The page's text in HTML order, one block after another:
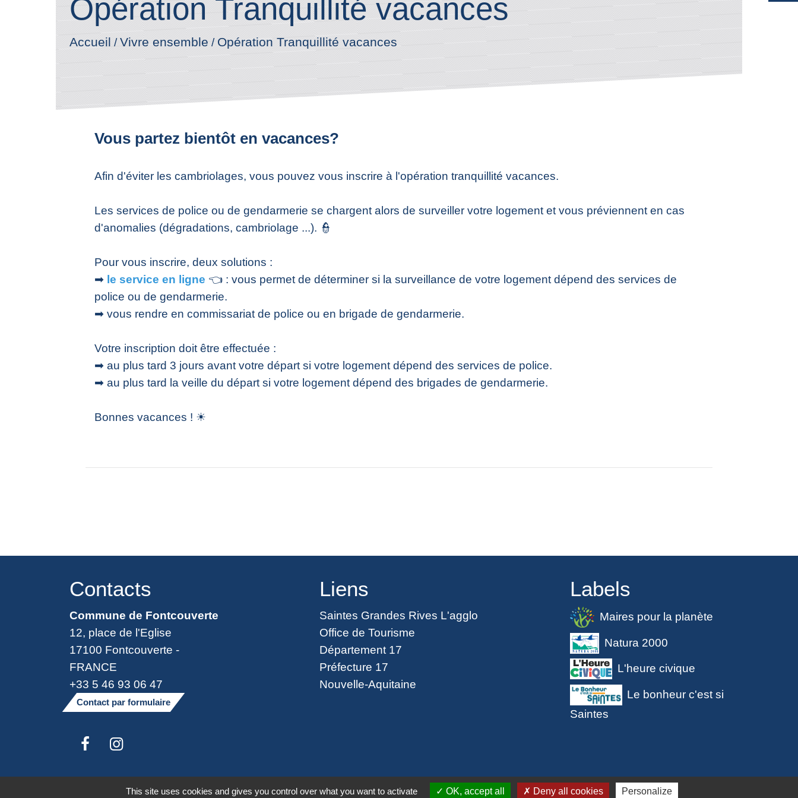
Opération Tranquillité vacances
Accueil/Vivre ensemble/ Opération Tranquillité vacances
Vous partez bientôt en vacances?
Afin d'éviter les cambriolages, vous pouvez vous inscrire à l'opération tranquillité vacances.
Les services de police ou de gendarmerie se chargent alors de surveiller votre logement et vous préviennent en cas
d'anomalies (dégradations, cambriolage ...). 👮
Pour vous inscrire, deux solutions :
➡ le service en ligne 👈 : vous permet de déterminer si la surveillance de votre logement dépend des services de
police ou de gendarmerie.
➡ vous rendre en commissariat de police ou en brigade de gendarmerie.
Votre inscription doit être effectuée :
➡ au plus tard 3 jours avant votre départ si votre logement dépend des services de police.
➡ au plus tard la veille du départ si votre logement dépend des brigades de gendarmerie.
Bonnes vacances ! ☀
Contacts
Commune de Fontcouverte
12, place de l'Eglise
17100 Fontcouverte -
FRANCE
+33 5 46 93 06 47
Contact par formulaire
Liens
Saintes Grandes Rives L'agglo
Office de Tourisme
Département 17
Préfecture 17
Nouvelle-Aquitaine
Labels
Maires pour la planète
Natura 2000
L'heure civique
Le bonheur c'est si
Saintes
Mentions légales - Politique de confidentialité - Accessibilité - Plan du site - Gestion des cookies
This site uses cookies and gives you control over what you want to activate OK, accept all Deny all cookies Personalize